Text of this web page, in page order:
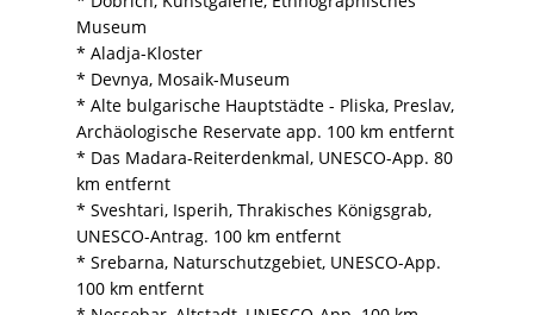
Museum
* Aladja-Kloster
* Devnya, Mosaik-Museum
* Alte bulgarische Hauptstädte - Pliska, Preslav,
Archäologische Reservate app. 100 km entfernt
* Das Madara-Reiterdenkmal, UNESCO-App. 80
km entfernt
* Sveshtari, Isperih, Thrakisches Königsgrab,
UNESCO-Antrag. 100 km entfernt
* Srebarna, Naturschutzgebiet, UNESCO-App.
100 km entfernt